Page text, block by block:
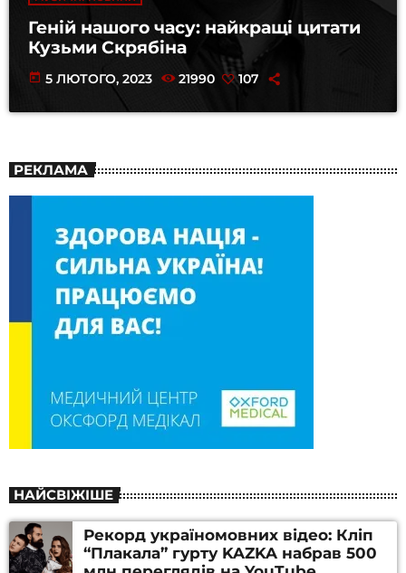
Геній нашого часу: найкращі цитати
Кузьми Скрябіна
today 5 ЛЮТОГО, 2023 21990 107
РЕКЛАМА
НАЙСВІЖІШЕ
Рекорд україномовних відео: Кліп
“Плакала” гурту KAZKA набрав 500